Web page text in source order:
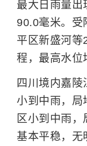
最大日雨量出
90.0毫米。受
平区新盛河
程，最高水位
四川境内嘉
小到中雨，局
区小到中雨
基本平稳，无